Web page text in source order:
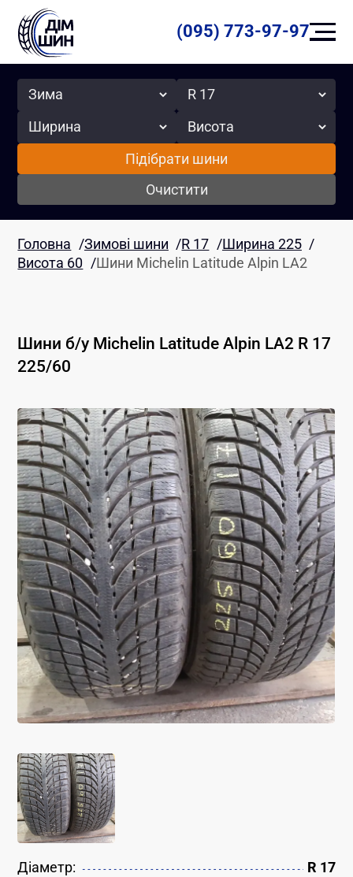
(095) 773-97-97
Сезон Радіус
Ширина Висота
Підібрати шини
Очистити
Головна /Зимові шини /R 17 /Ширина 225 /
Висота 60 /Шини Michelin Latitude Alpin LA2
Шини б/у Michelin Latitude Alpin LA2 R 17
225/60
Діаметр: R 17